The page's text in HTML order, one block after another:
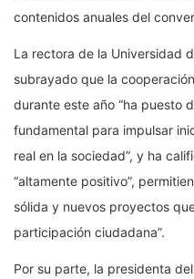
contenidos anuales del
La rectora de la Universidad
subrayado que la
durante este año “ha puesto
fundamental para impulsar
real en la sociedad”, y ha
“altamente positivo”,
sólida y nuevos proyectos
participación ciudadana”.
Por su parte, la presidenta